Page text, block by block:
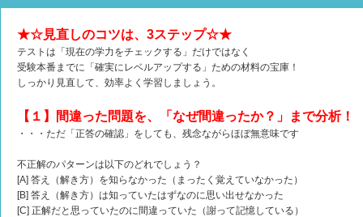
★☆見直しのコツは、3ステップ☆★
テストは「現在の学力をチェックする」だけではなく
受験本番までに「確実にレベルアップする」ための材料の宝庫！
しっかり見直して、効率よく学習しましょう。
【１】間違った問題を、「なぜ間違ったか？」まで分析！
・・・ただ「正答の確認」をしても、残念ながらほぼ無意味です
不正解のパターンは以下のどれでしょう？
[A] 答え（解き方）を知らなかった（まったく覚えていなかった）
[B] 答え（解き方）は知っていたはずなのに思い出せなかった
[C] 正解だと思っていたのに間違っていた（謝って記憶している）